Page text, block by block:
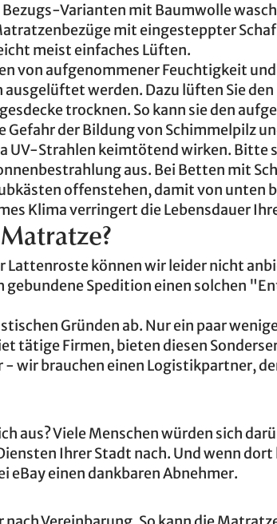
Varianten mit Baumwolle
mit eingesteppter
meist einfaches Lüften.
von aufgenommener Feuchtigkeit
werden. Dazu lüften Sie
trocknen. So kann sie den
Gefahr der Bildung von Schimmelpilz
UV-Strahlen keimtötend wirken. Bitte
aus. Bei Betten mit
offenstehen, damit von unten
Klima verringert die Lebensdauer
können wir leider nicht
gebundene Spedition einen solchen
Gründen ab. Nur ein paar
tätige Firmen, bieten diesen
wir brauchen einen Logistikpartner,
aus? Viele Menschen würden sich
Ihrer Stadt nach. Und wenn
eBay einen dankbaren Abnehmer.